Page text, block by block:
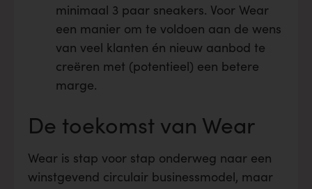
minimaal 3 paar sneakers. Voor Wear
een manier om te voldoen aan de wens
van veel klanten én nieuw aanbod te
creëren met (potentieel) een betere
marge.
De toekomst van Wear
Wear is stap voor stap onderweg naar een
winstgevend circulair businessmodel, maar